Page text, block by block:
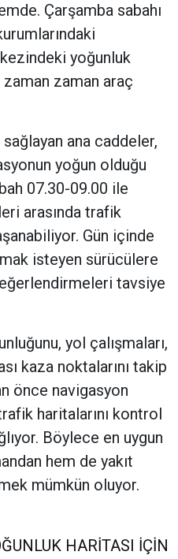
Çarşamba sabahı
yoğunluk
zaman araç
ana caddeler,
yoğun olduğu
07.30-09.00 ile
arasında trafik
Gün içinde
isteyen sürücülere
tavsiye
yol çalışmaları,
kaza noktalarını takip
önce navigasyon
haritalarını kontrol
Böylece en uygun
hem de yakıt
mümkün oluyor.
HARİTASI İÇİN